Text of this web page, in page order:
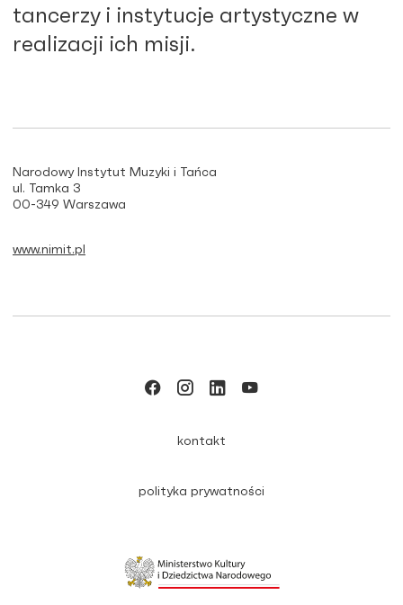
tancerzy i instytucje artystyczne w
realizacji ich misji.
Narodowy Instytut Muzyki i Tańca
ul. Tamka 3
00-349 Warszawa
www.nimit.pl
kontakt
polityka prywatności